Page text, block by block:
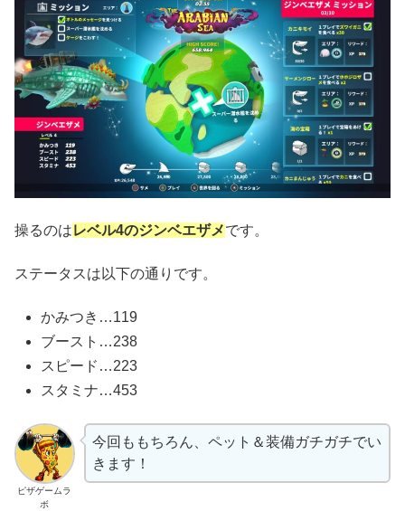
操るのはレベル4のジンベエザメです。
ステータスは以下の通りです。
かみつき…119
ブースト…238
スピード…223
スタミナ…453
ピザゲームラ
ボ
今回ももちろん、ペット＆装備ガチガチでい
きます！